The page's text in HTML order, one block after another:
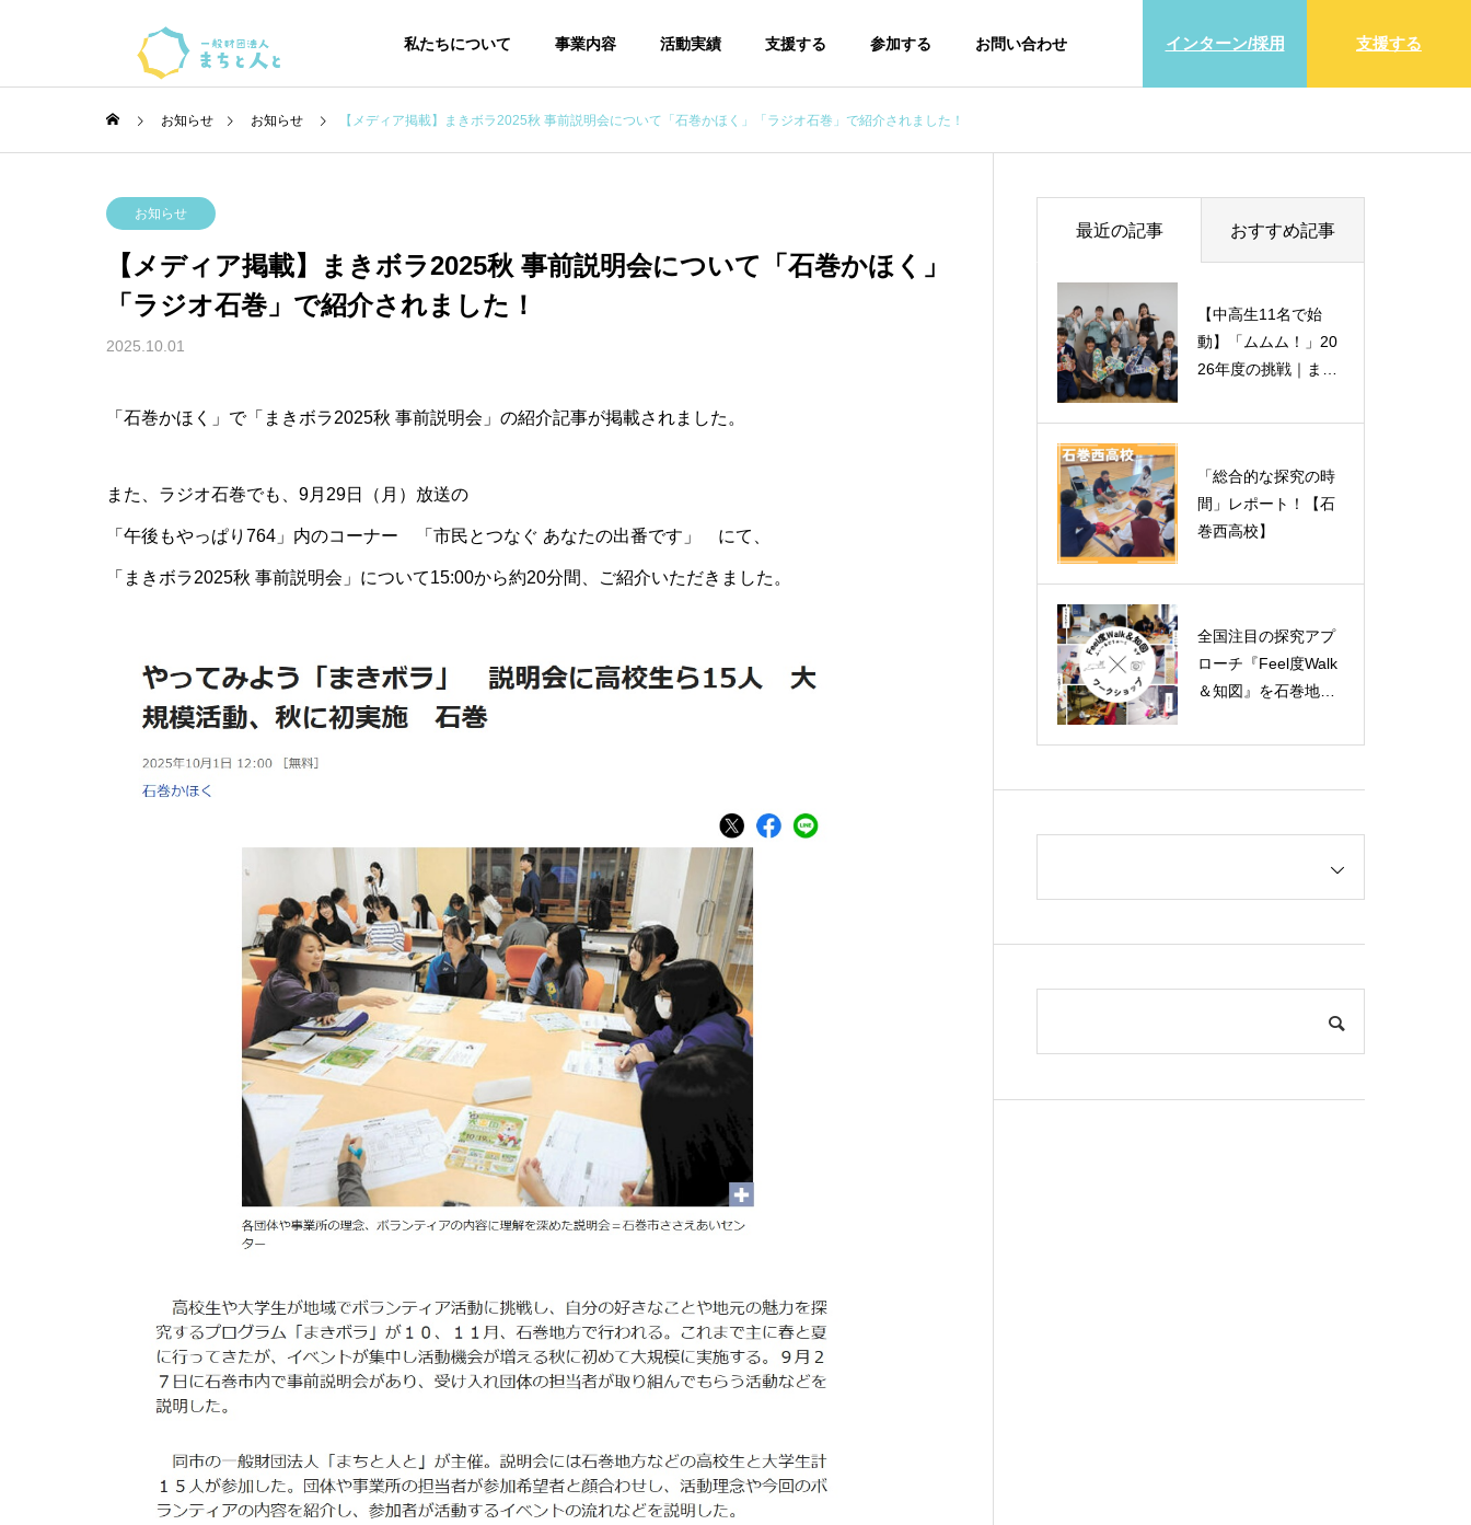
支援する
私たちについて 事業内容 活動実績 支援する 参加する お問い合わせ インターン/採用
お知らせ お知らせ 【メディア掲載】まきボラ2025秋 事前説明会について「石巻かほく」「ラジオ石巻」で紹介されました！
お知らせ
【メディア掲載】まきボラ2025秋 事前説明会について「石巻かほく」
「ラジオ石巻」で紹介されました！
2025.10.01
「石巻かほく」で「まきボラ2025秋 事前説明会」の紹介記事が掲載されました。
また、ラジオ石巻でも、9月29日（月）放送の
「午後もやっぱり764」内のコーナー 「市民とつなぐ あなたの出番です」 にて、
「まきボラ2025秋 事前説明会」について15:00から約20分間、ご紹介いただきました。
最近の記事 おすすめ記事
【中高生11名で始
動】「ムムム！」20
26年度の挑戦｜まち
「総合的な探究の時
間」レポート！【石
巻西高校】
全国注目の探究アプ
ローチ『Feel度Walk
＆知図』を石巻地域
【中高生11名で始
動】「ムムム！」20
26年度の挑戦｜まち